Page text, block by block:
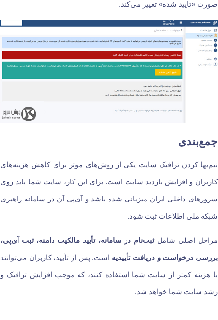
صورت «تایید شده» تغییر می‌کند.
جمع‌بندی
نیم‌بها کردن ترافیک سایت یکی از روش‌های مؤثر برای کاهش هزینه‌های
کاربران و افزایش بازدید سایت است. برای این کار، سایت شما باید روی
سرورهای داخلی ایران میزبانی شده باشد و آی‌پی آن در سامانه راهبری
شبکه ملی اطلاعات ثبت شود.
مراحل اصلی شاملثبت‌نام در سامانه، تأیید مالکیت دامنه، ثبت آی‌پی،
بررسی درخواست و دریافت تأییدیه است. پس از تأیید، کاربران می‌توانند
با هزینه کمتر از سایت شما استفاده کنند، که موجب افزایش ترافیک و
رشد سایت شما خواهد شد.